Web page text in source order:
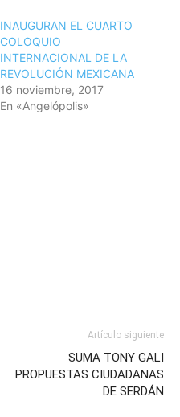
INAUGURAN EL CUARTO
COLOQUIO
INTERNACIONAL DE LA
REVOLUCIÓN MEXICANA
16 noviembre, 2017
En «Angelópolis»
Artículo siguiente
SUMA TONY GALI
PROPUESTAS CIUDADANAS
DE SERDÁN